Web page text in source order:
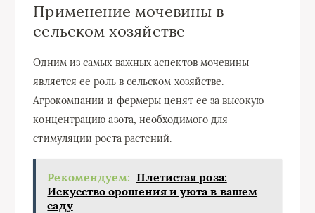
Применение мочевины в
сельском хозяйстве
Одним из самых важных аспектов мочевины
является ее роль в сельском хозяйстве.
Агрокомпании и фермеры ценят ее за высокую
концентрацию азота, необходимого для
стимуляции роста растений.
Рекомендуем: Плетистая роза:
Искусство орошения и уюта в вашем
саду